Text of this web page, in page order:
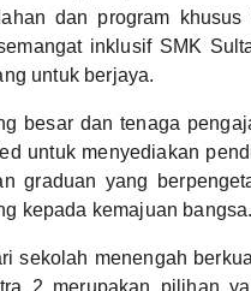
dan program
inklusif SMK
untuk berjaya.
besar dan tenaga
untuk menyediakan
graduan yang
kepada kemajuan bangsa.
sekolah menengah
2 merupakan pilihan